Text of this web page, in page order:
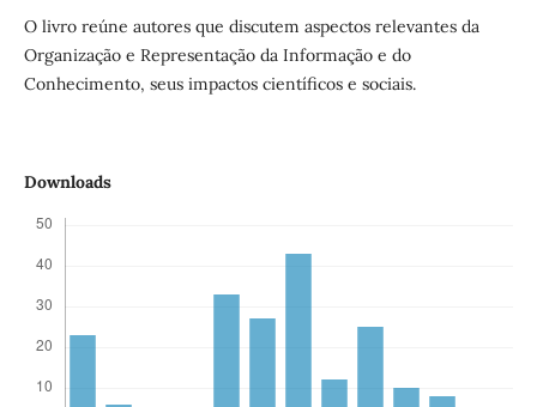
O livro reúne autores que discutem aspectos relevantes da
Organização e Representação da Informação e do
Conhecimento, seus impactos científicos e sociais.
Downloads